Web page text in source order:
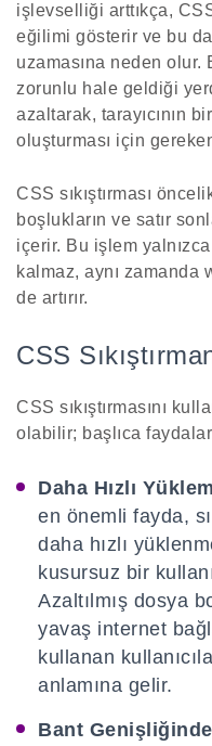
işlevselliği arttıkça,
eğilimi gösterir ve bu
uzamasına neden olur.
zorunlu hale geldiği
azaltarak, tarayıcının
oluşturması için
CSS sıkıştırması
boşlukların ve satır
içerir. Bu işlem
kalmaz, aynı
de artırır.
CSS
CSS sıkıştırmasını
olabilir; başlıca
Daha Hızlı
en önemli fayda,
daha hızlı
kusursuz bir
Azaltılmış dosya
yavaş internet
kullanan
anlamına gelir.
Bant